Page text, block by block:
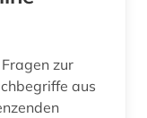
(1)
zur
aus